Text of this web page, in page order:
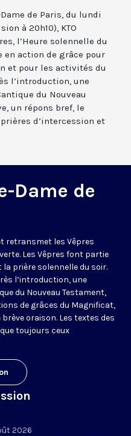
de Paris, du lundi
à 20h10), KTO
l’Heure solennelle du
en action de grâce pour
et pour les activités du
l’introduction, une
du Nouveau
un répons bref, le
d’intercession et
Dame de
retransmet les Vêpres
Les Vêpres font partie
la prière solennelle du soir.
l’introduction, une
du Nouveau Testament,
de grâces du Magnificat,
oraison. Les textes des
toujours ceux
2026